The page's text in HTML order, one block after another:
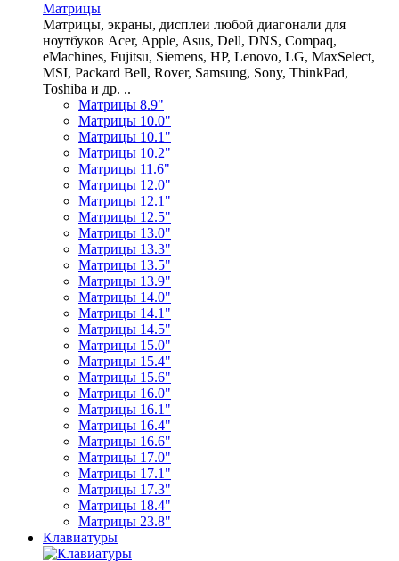
Матрицы
Матрицы, экраны, дисплеи любой диагонали для
ноутбуков Acer, Apple, Asus, Dell, DNS, Compaq,
eMachines, Fujitsu, Siemens, HP, Lenovo, LG, MaxSelect,
MSI, Packard Bell, Rover, Samsung, Sony, ThinkPad,
Toshiba и др. ..
Матрицы 8.9"
Матрицы 10.0"
Матрицы 10.1"
Матрицы 10.2"
Матрицы 11.6"
Матрицы 12.0"
Матрицы 12.1"
Матрицы 12.5"
Матрицы 13.0"
Матрицы 13.3"
Матрицы 13.5"
Матрицы 13.9"
Матрицы 14.0"
Матрицы 14.1"
Матрицы 14.5"
Матрицы 15.0"
Матрицы 15.4"
Матрицы 15.6"
Матрицы 16.0"
Матрицы 16.1"
Матрицы 16.4"
Матрицы 16.6"
Матрицы 17.0"
Матрицы 17.1"
Матрицы 17.3"
Матрицы 18.4"
Матрицы 23.8"
Клавиатуры